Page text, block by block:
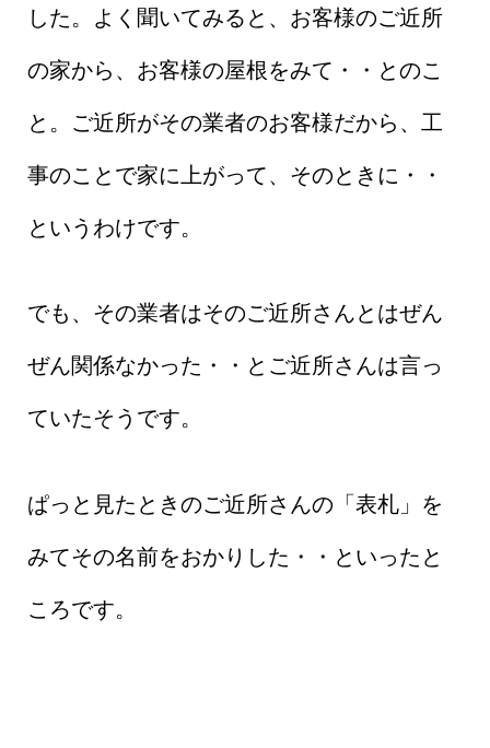
した。よく聞いてみると、お客様のご近所
の家から、お客様の屋根をみて・・とのこ
と。ご近所がその業者のお客様だから、工
事のことで家に上がって、そのときに・・
というわけです。
でも、その業者はそのご近所さんとはぜん
ぜん関係なかった・・とご近所さんは言っ
ていたそうです。
ぱっと見たときのご近所さんの「表札」を
みてその名前をおかりした・・といったと
ころです。